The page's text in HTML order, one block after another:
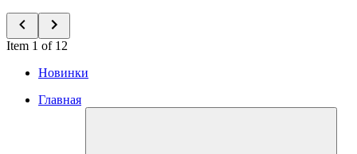
Item 1 of 12
Новинки
Главная